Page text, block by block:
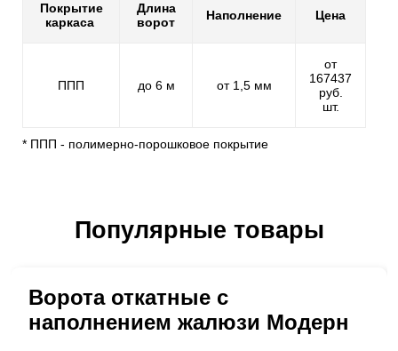
Покрытие
каркаса
Длина
ворот
Наполнение Цена
ППП до 6 м от 1,5 мм
от
167437
руб.
шт.
* ППП - полимерно-порошковое покрытие
Популярные товары
Ворота откатные с
наполнением жалюзи Модерн